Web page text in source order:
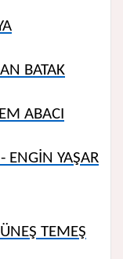
BATAK
ABACI
ENGİN YAŞAR
TEMEŞ